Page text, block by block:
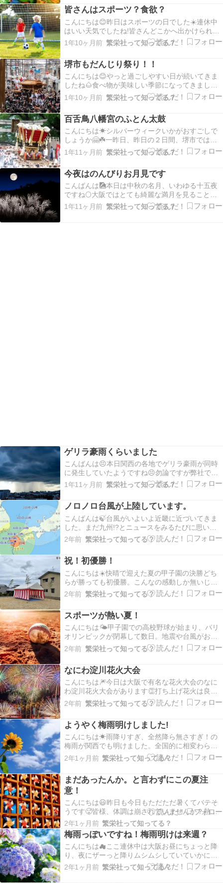
で寝不足はあまりありませんが寒暖差がありすぎ
ていつもより疲…
皆さんはスポーツ？食欲？
こんにちは😊昨日はスポーツの日でした☀️連休中
はいい天気でしたね!皆さんどこかへ出かけられま
したか？今旬なスポーツといえばやっぱり野球で
すかね？日本でもアメリカでも大盛り上がりです
ても外に出かけたくなるのが秋ですよね😎✨近所
をお散歩し…
1年10ヶ月前 繁栄社って知ってる？
堺市もだんじり祭り！！
こんにちは😊やっと過ごしやすい日が続いてきま
したね🌰食べ物が美味しい季節になってきました
が、弊社の周辺エリアでは毎週末はだんじり祭ム
ード🎶笑試験曳きや本曳きが泉州地域で必ずどこ
地区のだんじり祭が開催されます😚大鳥大社への
宮入りが個人…
1年10ヶ月前 繁栄社って知ってる？
百舌鳥八幡宮のふとん太鼓
こんにちは☀シルバーウィークいかがおすごしで
しょうか🤗☘️一昨日、昨日の２日間、堺市ではか
なりメジャーな秋祭りの一つの百舌鳥八幡宮の月
見祭が催されました😚大阪の秋のお祭りといえば
見祭のふとん太鼓も負けてません😄初めて見に行
った時のワク…
1年11ヶ月前 繁栄社って知ってる？
今夜はのんびりお月見です
こんばんは🎑本日は中秋の名月、いわゆる十五夜
ですね🌕️大阪ではとても綺麗な満月を見ることが
できました😊普段じっくり月を見る習慣が無いの
で今夜はのんびり月を見ておりました。うまく言
1年11ヶ月前 繁栄社って知ってる？
ゲリラ豪雨くらいました
こんばんは😣本日関西の各地でゲリラ豪雨が同時
に発生していたようですね😣勿論ですが弊社でも
現場班もゲリラ雷雨⛈️に遭遇してしまいました😣
作業していて涼しい風が吹いてきたと思ったらい
増えて増えて…。困る😣笑----------------…
1年11ヶ月前 繁栄社って知ってる？
ノロノロ台風が上陸しています。
こんばんは🍃台風がいよいよ近畿に近づいてきま
した。まだ九州!?とニュースをみるたびに思いま
す。ホンマに遅いですね。流石に迷惑です😅笑当
初の進路予想からも大きく反れさらにノロノロ。
ので出来る限りの対策はしましょう🤔新幹線や電
車の運転見合…
2年前 繁栄社って知ってる？
祝！初優勝！
こんにちは☀️快晴で迎えた夏の甲子園の決勝どち
らが勝っても初優勝。こんなの感動しか無いじゃ
ないですか⚾️気持ちとしては関西人ですから京都
国際に勝って欲しいんですけど、高校野球は何が
開始から一点も譲らないエースとかたい守りの守
備陣。お互…
2年前 繁栄社って知ってる？
スポーツが熱い夏！
こんにちは🌤️甲子園での高校野球が始まり、パリ
オリンピックが閉幕して数日。地震や台風がお盆
を直撃して思う様に帰省が出来なかった方も居ら
れると思います😣実家に帰れず悔しい思いをした
勢はこれから試合が始まる滋賀学園、智弁学園、
京都国際の…
2年前 繁栄社って知ってる？
なにわ淀川花火大会
こんにちは🎆今日は大阪で有名な花火大会のなに
わ淀川花火大会があります👏打ち上げ花火は良い
ですよね～😊あの音と歓声と火花がなんともお祭
り感を高めてくれます🎇屋台から香るたこ焼き、
そそられますし、かき氷🍧やりんご飴🍎、金魚す
くいにヨーヨー…
2年前 繁栄社って知ってる？
ようやく梅雨明けしました!
こんにちは☀雨降りすぎ、全然降ら無さすぎ！の
梅雨が関西でも明けました。全国的に相変わらず
不安定な天気は続くそうですが、晴れてる間に梅
雨明けの発表をしたんじゃ🤫笑ジメジメが終わり
もなりやすくなるそうなので夜のエアコンはタイ
マーにせずに悉…
2年1ヶ月前 繁栄社って知ってる？
まだあったんか。と言わずにこの夏注
意！
こんにちは😃昨日も今日もただただ暑くてバテそ
うです🥵皆様、体調は崩されていませんか？熱中
症も勿論ですが、最近また新型コロナウイルスが
再流行しております。アメリカのバイデン大統領
も先日感染が発表されました。暑くなりマスクも
外し、夏休みが始まり人混みへ出掛ける機会が増
えるのでまたま…
2年1ヶ月前 繁栄社って知ってる？
梅雨っぽいですね！梅雨明けは来週？
こんにちは☁ここ連休中は大阪お昼にちょっと降
り、夜にザーっと降りムシムシしていていかにも
梅雨っぽさを感じます☔できればカラッと晴れて
涼しくあって欲しいんですけどね😄🌿連休中はど
2年1ヶ月前 繁栄社って知ってる？